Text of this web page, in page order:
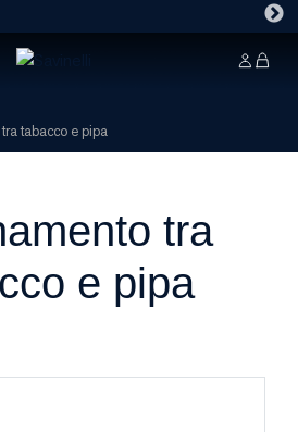
tabacco e pipa
tra
e pipa